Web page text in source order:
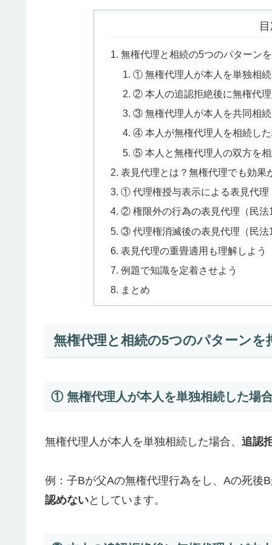
無権代理と相続の5つのパターン
① 無権代理人が本人を単独相
② 本人の追認拒絶後に無権代
③ 無権代理人が本人を共同相
④ 本人が無権代理人を相続し
⑤ 本人と無権代理人の双方を
表見代理とは？無権代理でも効果
① 代理権授与表示による表見代理
② 権限外の行為の表見代理（民法
③ 代理権消滅後の表見代理（民法
表見代理の重畳適用も理解しよう
例題で知識を定着させよう
まとめ
無権代理と相続の5つのパターンを
① 無権代理人が本人を単独相続した場
無権代理人が本人を単独相続した場合、 追認
例：子Bが父Aの無権代理行為をし、Aの死後
認めないとしています。